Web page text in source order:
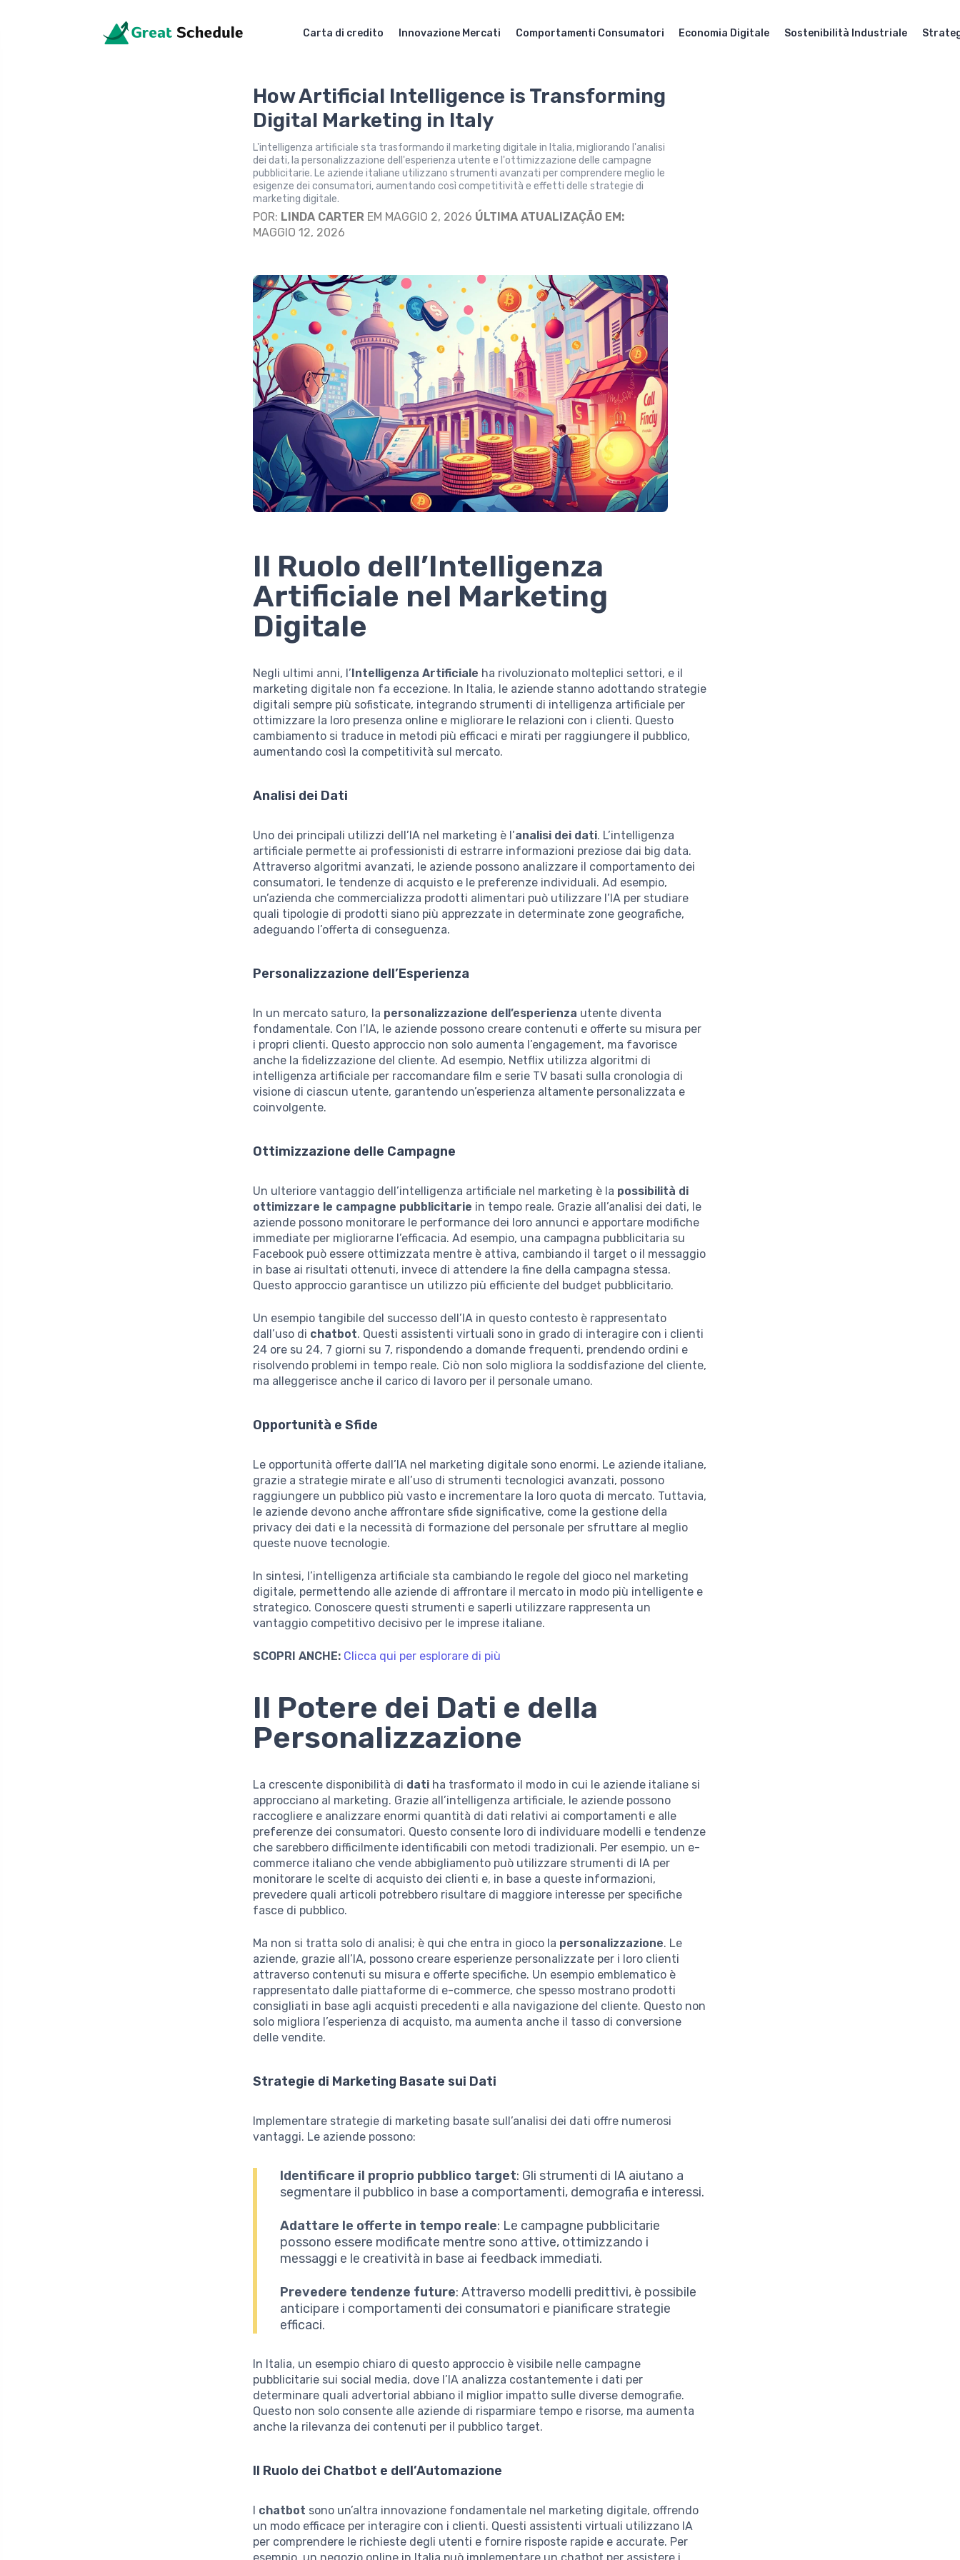
Carta di credito Innovazione Mercati Comportamenti Consumatori Economia Digitale Sostenibilità Industriale
How Artificial Intelligence is Transforming
Digital Marketing in Italy
L'intelligenza artificiale sta trasformando il marketing digitale in Italia, migliorando l'analisi
dei dati, la personalizzazione dell'esperienza utente e l'ottimizzazione delle campagne
pubblicitarie. Le aziende italiane utilizzano strumenti avanzati per comprendere meglio le
esigenze dei consumatori, aumentando così competitività e effetti delle strategie di
marketing digitale.
POR: LINDA CARTER EM MAGGIO 2, 2026 ÚLTIMA ATUALIZAÇÃO EM:
MAGGIO 12, 2026
Il Ruolo dell’Intelligenza
Artificiale nel Marketing
Digitale
Negli ultimi anni, l’Intelligenza Artificiale ha rivoluzionato molteplici settori, e il
marketing digitale non fa eccezione. In Italia, le aziende stanno adottando strategie
digitali sempre più sofisticate, integrando strumenti di intelligenza artificiale per
ottimizzare la loro presenza online e migliorare le relazioni con i clienti. Questo
cambiamento si traduce in metodi più efficaci e mirati per raggiungere il pubblico,
aumentando così la competitività sul mercato.
Analisi dei Dati
Uno dei principali utilizzi dell’IA nel marketing è l’analisi dei dati. L’intelligenza
artificiale permette ai professionisti di estrarre informazioni preziose dai big data.
Attraverso algoritmi avanzati, le aziende possono analizzare il comportamento dei
consumatori, le tendenze di acquisto e le preferenze individuali. Ad esempio,
un’azienda che commercializza prodotti alimentari può utilizzare l’IA per studiare
quali tipologie di prodotti siano più apprezzate in determinate zone geografiche,
adeguando l’offerta di conseguenza.
Personalizzazione dell’Esperienza
In un mercato saturo, la personalizzazione dell’esperienza utente diventa
fondamentale. Con l’IA, le aziende possono creare contenuti e offerte su misura per
i propri clienti. Questo approccio non solo aumenta l’engagement, ma favorisce
anche la fidelizzazione del cliente. Ad esempio, Netflix utilizza algoritmi di
intelligenza artificiale per raccomandare film e serie TV basati sulla cronologia di
visione di ciascun utente, garantendo un’esperienza altamente personalizzata e
coinvolgente.
Ottimizzazione delle Campagne
Un ulteriore vantaggio dell’intelligenza artificiale nel marketing è la possibilità di
ottimizzare le campagne pubblicitarie in tempo reale. Grazie all’analisi dei dati, le
aziende possono monitorare le performance dei loro annunci e apportare modifiche
immediate per migliorarne l’efficacia. Ad esempio, una campagna pubblicitaria su
Facebook può essere ottimizzata mentre è attiva, cambiando il target o il messaggio
in base ai risultati ottenuti, invece di attendere la fine della campagna stessa.
Questo approccio garantisce un utilizzo più efficiente del budget pubblicitario.
Un esempio tangibile del successo dell’IA in questo contesto è rappresentato
dall’uso di chatbot. Questi assistenti virtuali sono in grado di interagire con i clienti
24 ore su 24, 7 giorni su 7, rispondendo a domande frequenti, prendendo ordini e
risolvendo problemi in tempo reale. Ciò non solo migliora la soddisfazione del cliente,
ma alleggerisce anche il carico di lavoro per il personale umano.
Opportunità e Sfide
Le opportunità offerte dall’IA nel marketing digitale sono enormi. Le aziende italiane,
grazie a strategie mirate e all’uso di strumenti tecnologici avanzati, possono
raggiungere un pubblico più vasto e incrementare la loro quota di mercato. Tuttavia,
le aziende devono anche affrontare sfide significative, come la gestione della
privacy dei dati e la necessità di formazione del personale per sfruttare al meglio
queste nuove tecnologie.
In sintesi, l’intelligenza artificiale sta cambiando le regole del gioco nel marketing
digitale, permettendo alle aziende di affrontare il mercato in modo più intelligente e
strategico. Conoscere questi strumenti e saperli utilizzare rappresenta un
vantaggio competitivo decisivo per le imprese italiane.
SCOPRI ANCHE: Clicca qui per esplorare di più
Il Potere dei Dati e della
Personalizzazione
La crescente disponibilità di dati ha trasformato il modo in cui le aziende italiane si
approcciano al marketing. Grazie all’intelligenza artificiale, le aziende possono
raccogliere e analizzare enormi quantità di dati relativi ai comportamenti e alle
preferenze dei consumatori. Questo consente loro di individuare modelli e tendenze
che sarebbero difficilmente identificabili con metodi tradizionali. Per esempio, un e-
commerce italiano che vende abbigliamento può utilizzare strumenti di IA per
monitorare le scelte di acquisto dei clienti e, in base a queste informazioni,
prevedere quali articoli potrebbero risultare di maggiore interesse per specifiche
fasce di pubblico.
Ma non si tratta solo di analisi; è qui che entra in gioco la personalizzazione. Le
aziende, grazie all’IA, possono creare esperienze personalizzate per i loro clienti
attraverso contenuti su misura e offerte specifiche. Un esempio emblematico è
rappresentato dalle piattaforme di e-commerce, che spesso mostrano prodotti
consigliati in base agli acquisti precedenti e alla navigazione del cliente. Questo non
solo migliora l’esperienza di acquisto, ma aumenta anche il tasso di conversione
delle vendite.
Strategie di Marketing Basate sui Dati
Implementare strategie di marketing basate sull’analisi dei dati offre numerosi
vantaggi. Le aziende possono:
Identificare il proprio pubblico target: Gli strumenti di IA aiutano a
segmentare il pubblico in base a comportamenti, demografia e interessi.
Adattare le offerte in tempo reale: Le campagne pubblicitarie
possono essere modificate mentre sono attive, ottimizzando i
messaggi e le creatività in base ai feedback immediati.
Prevedere tendenze future: Attraverso modelli predittivi, è possibile
anticipare i comportamenti dei consumatori e pianificare strategie
efficaci.
In Italia, un esempio chiaro di questo approccio è visibile nelle campagne
pubblicitarie sui social media, dove l’IA analizza costantemente i dati per
determinare quali advertorial abbiano il miglior impatto sulle diverse demografie.
Questo non solo consente alle aziende di risparmiare tempo e risorse, ma aumenta
anche la rilevanza dei contenuti per il pubblico target.
Il Ruolo dei Chatbot e dell’Automazione
I chatbot sono un’altra innovazione fondamentale nel marketing digitale, offrendo
un modo efficace per interagire con i clienti. Questi assistenti virtuali utilizzano IA
per comprendere le richieste degli utenti e fornire risposte rapide e accurate. Per
esempio, un negozio online in Italia può implementare un chatbot per assistere i